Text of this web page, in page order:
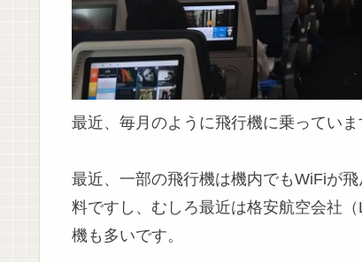
最近、毎月のように飛行機に乗っていま
最近、一部の飛行機は機内でもWiFiが
料ですし、むしろ最近は格安航空会社
機も多いです。